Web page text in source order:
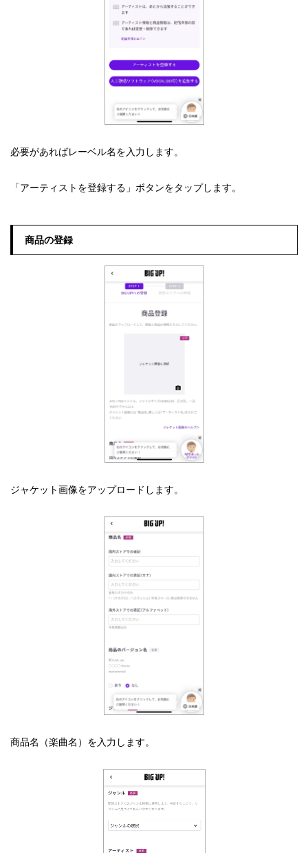
必要があればレーベル名を入力します。
「アーティストを登録する」ボタンをタップします。
商品の登録
ジャケット画像をアップロードします。
商品名（楽曲名）を入力します。